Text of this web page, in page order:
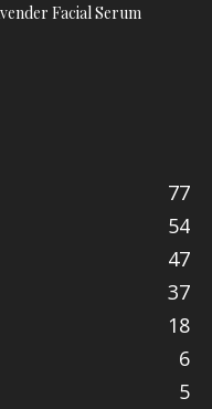
Facial Serum
77
54
47
37
18
6
5